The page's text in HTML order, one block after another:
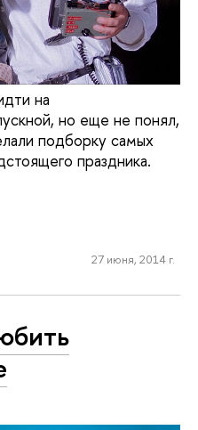
на
но еще не понял,
подборку самых
праздника.
27 июня, 2014 г.